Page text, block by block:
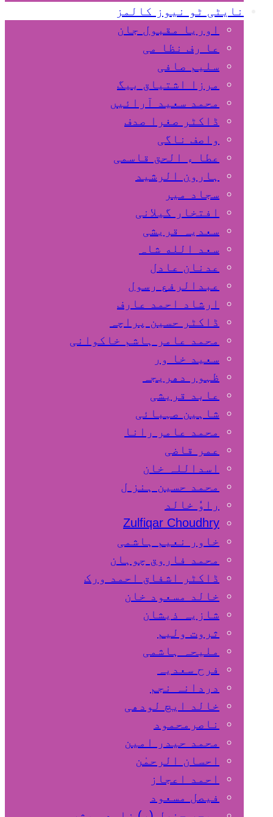
نایٹی ٹو نیوز کالمز
اوریا مقبول جان
عا رف نظا می
سلیم صافی
مرزا اشتیاق بیگ
محمد سعید آرائیں
ڈاکٹر صغرا صدف
واصف ناگی
عطا ء الحق قاسمی
ہارون الرشید
سجاد میر
افتخار گیلانی
سعدیہ قریشی
سعد الله شاہ
عدنان عادل
عبدالرفع رسول
ارشاد احمد عارف
ڈاکٹر حسین پراچہ
محمد عامر ہاشم خاکوانی
سعید خا ور
ظہور دھریجہ
عابد قریشی
شاہین صہبائی
محمد عامر رانا
عمر قاضی
اسداللہ خان
محمد حسین ہنز ل
راوٗ خالد
Zulfiqar Choudhry
خاور نعیم ہاشمی
محمد فاروق چوہان
ڈاکٹر اشفاق احمد ورک
خالد مسعود خان
شازیہ ذیشان
ثروت ولیم
ملیحہ ہاشمی
فرح سعدیہ
دردانہ نجم
خالد ایچ لودھی
ناصرمحمود
محمد حیدر امین
احسان الرحمٰن
احمد اعجاز
فیصل مسعود